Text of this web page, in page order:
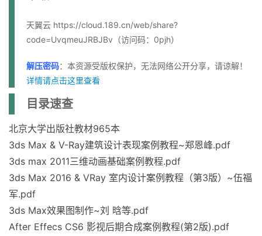
天翼云 https://cloud.189.cn/web/share?
code=UvqmeuJRBJBv（访问码：0pjh）
解压密码：本资源受版权保护，无法网络公开分享，请谅解！
详情请点击这里查看
目录速查
北京大学出版社教材965本
3ds Max & V-Ray建筑设计表现案例教程~郑恩峰.pdf
3ds max 2011三维动画基础案例教程.pdf
3ds Max 2016 & VRay 室内设计案例教程（第3版）~伍福
军.pdf
3ds Max效果图制作~刘 晗等.pdf
After Effecs CS6 影视后期合成案例教程(第2版).pdf